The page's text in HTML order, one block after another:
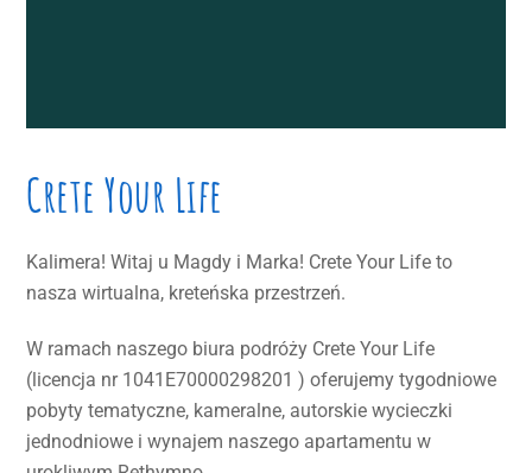
Crete Your Life
Kalimera! Witaj u Magdy i Marka! Crete Your Life to
nasza wirtualna, kreteńska przestrzeń.
W ramach naszego biura podróży Crete Your Life
(licencja nr 1041E70000298201 ) oferujemy tygodniowe
pobyty tematyczne, kameralne, autorskie wycieczki
jednodniowe i wynajem naszego apartamentu w